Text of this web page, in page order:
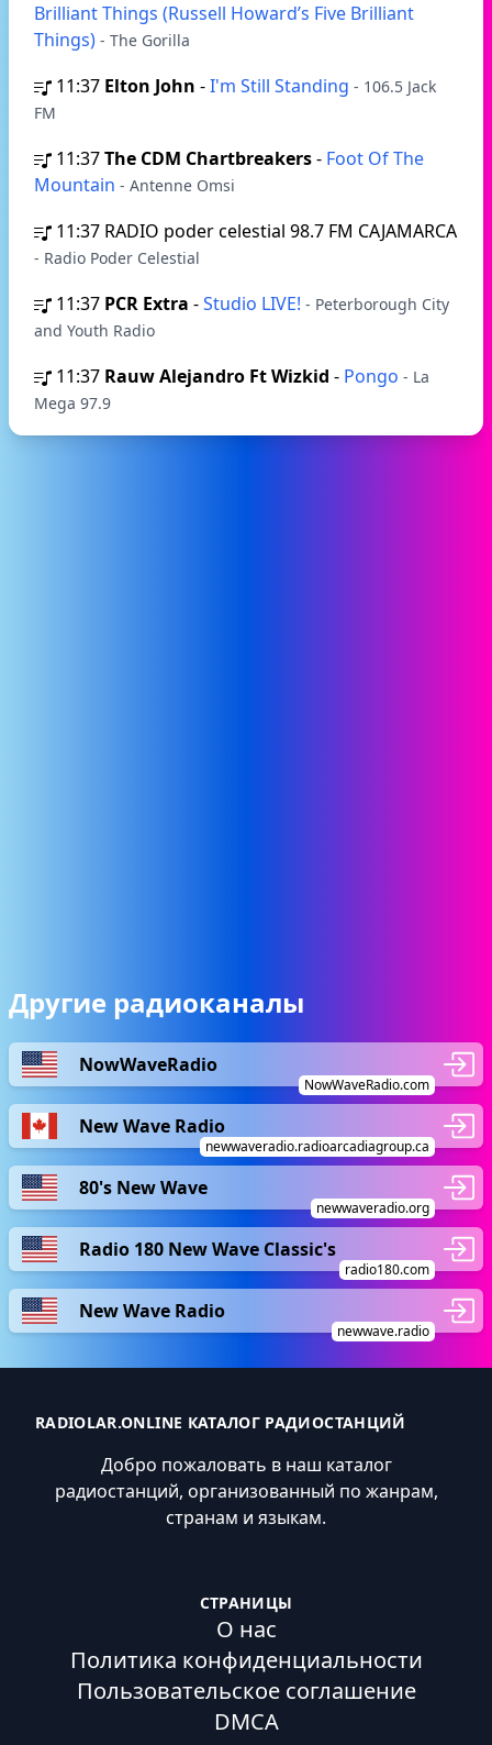
Brilliant Things (Russell Howard’s Five Brilliant
Things) - The Gorilla
11:37 Elton John -I'm Still Standing - 106.5 Jack
FM
11:37The CDM Chartbreakers- Foot Of The
Mountain - Antenne Omsi
11:37 RADIO poder celestial 98.7 FM CAJAMARCA
- Radio Poder Celestial
11:37 PCR Extra -Studio LIVE! - Peterborough City
and Youth Radio
11:37 Rauw Alejandro Ft Wizkid - Pongo - La
Mega 97.9
Другие радиоканалы
NowWaveRadio
NowWaveRadio.com
New Wave Radio
newwaveradio.radioarcadiagroup.ca
80's New Wave
newwaveradio.org
Radio 180 New Wave Classic's
radio180.com
New Wave Radio
newwave.radio
RADIOLAR.ONLINE КАТАЛОГ РАДИОСТАНЦИЙ
Добро пожаловать в наш каталог
радиостанций, организованный по жанрам,
странам и языкам.
СТРАНИЦЫ
О нас
Политика конфиденциальности
Пользовательское соглашение
DMCA